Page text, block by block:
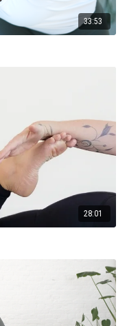
33:53
28:01